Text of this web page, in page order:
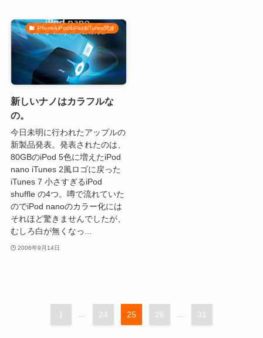
iPhone&iPod&iPad&iTunes関連
新しいナノはカラフルな
の。
今日未明に行われたアップルの
新製品発表。発表されたのは、
80GBのiPod 5色に増えたiPod
nano iTunes 2風ロゴに戻った
iTunes 7 小さすぎるiPod
shuffle の4つ。噂で流れていた
のでiPod nanoのカラー化には
それほど驚きませんでしたが、
むしろ白が無くなっ...
2006年9月14日
1 ... 24 25 26 ... 31